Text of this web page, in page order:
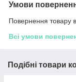
Умови
Повернення товару
Всі умови
Подібні товари